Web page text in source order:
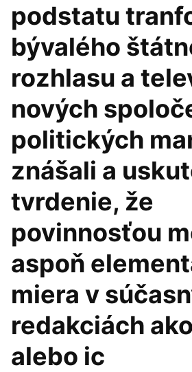
podstatu
bývalého
rozhlasu a
nových
politických
znášali a
tvrdenie, že
povinnosťou
aspoň
miera v
redakciách
alebo ic